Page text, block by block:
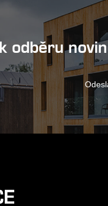
odběru